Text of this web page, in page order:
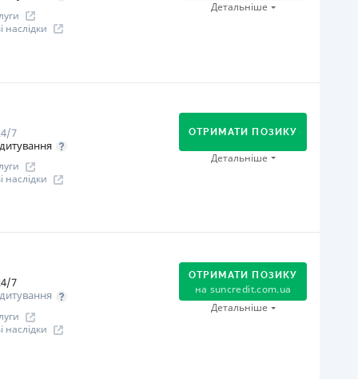
НБУ
Детальніше
Через відділення банків-партнерів
Через термінали самообслуговування
В касах і терміналах відділень
Через термінали Приватбанку
7
ОТРИМАТИ ПОЗИКУ
Детальніше
Онлайн (через сайт або інтернет-банкінг)
Через відділення банків-партнерів
НБУ
переоформлена 21.03.2024 р.
7
ОТРИМАТИ ПОЗИКУ
на suncredit.com.ua
Детальніше